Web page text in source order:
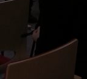
Первичная
Необходима для
стартап стал
За один час вы
финансирования